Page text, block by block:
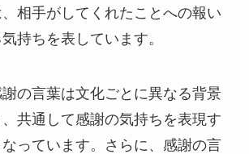
相手がしてくれたことへの報い
持ちを表しています。
の言葉は文化ごとに異なる背景
共通して感謝の気持ちを表現す
っています。さらに、感謝の言